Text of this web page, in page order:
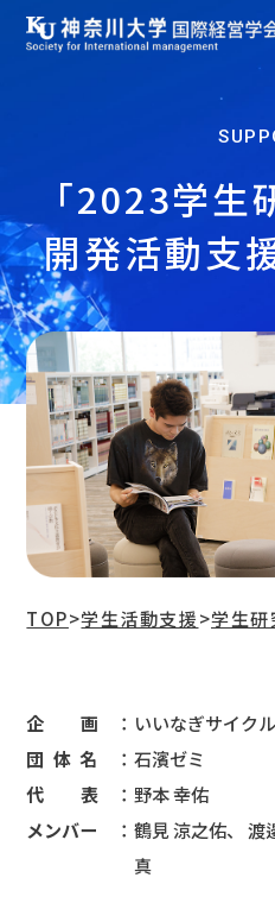
「2023学生
開発活動支
TOP>学生活動支援>学生研
企画 いいなぎサイクル
団体名
石濱ゼミ
代表 野本 幸佑
メンバー
鶴見 涼之佑、 渡
真